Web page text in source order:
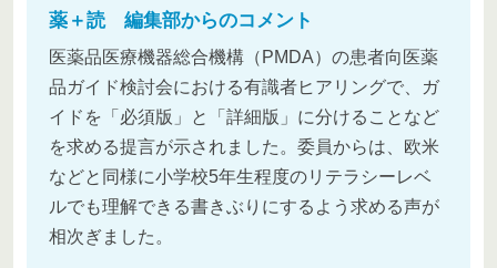
薬＋読 編集部からのコメント
医薬品医療機器総合機構（PMDA）の患者向医薬
品ガイド検討会における有識者ヒアリングで、ガ
イドを「必須版」と「詳細版」に分けることなど
を求める提言が示されました。委員からは、欧米
などと同様に小学校5年生程度のリテラシーレベ
ルでも理解できる書きぶりにするよう求める声が
相次ぎました。